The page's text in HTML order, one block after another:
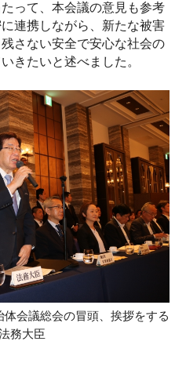
って、本会議の意見も参考
連携しながら、新たな被害
さない安全で安心な社会の
きたいと述べました。
会議総会の冒頭、挨拶をする
務大臣